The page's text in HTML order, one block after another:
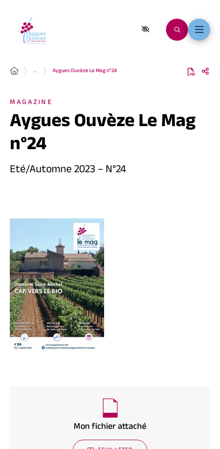
… Aygues Ouvèze Le Mag n°24
MAGAZINE
Aygues Ouvèze Le Mag
n°24
Eté/Automne 2023 – N°24
Mon fichier attaché